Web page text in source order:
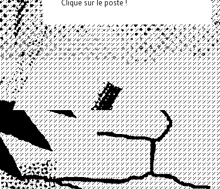
Clique sur le poste !